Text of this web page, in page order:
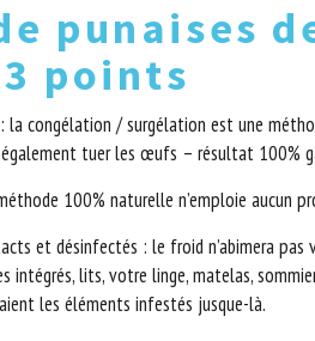
punaises
points
congélation / surgélation est une
tuer les œufs – résultat 100%
100% naturelle n’emploie aucun
et désinfectés : le froid n’abimera
intégrés, lits, votre linge, matelas,
les éléments infestés jusque-là.